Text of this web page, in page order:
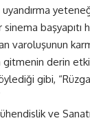
başyapıtı
varoluşunun
gitmenin derin
gibi,